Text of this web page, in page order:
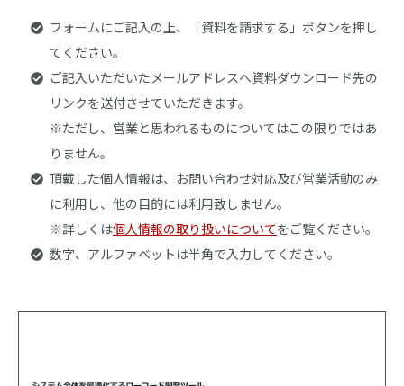
フォームにご記入の上、「資料を請求する」ボタンを押し
てください。
ご記入いただいたメールアドレスへ資料ダウンロード先の
リンクを送付させていただきます。
※ただし、営業と思われるものについてはこの限りではあ
りません。
頂戴した個人情報は、お問い合わせ対応及び営業活動のみ
に利用し、他の目的には利用致しません。
※詳しくは個人情報の取り扱いについてをご覧ください。
数字、アルファベットは半角で入力してください。